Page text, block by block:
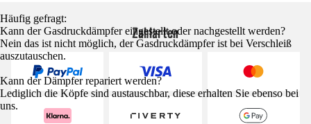
Häufig gefragt:
Kann der Gasdruckdämpfer eingestellt oder nachgestellt werden?
Nein das ist nicht möglich, der Gasdruckdämpfer ist bei Verschleiß
auszutauschen.
Kann der Dämpfer repariert werden?
Lediglich die Köpfe sind austauschbar, diese erhalten Sie ebenso bei
uns.
Zahlarten